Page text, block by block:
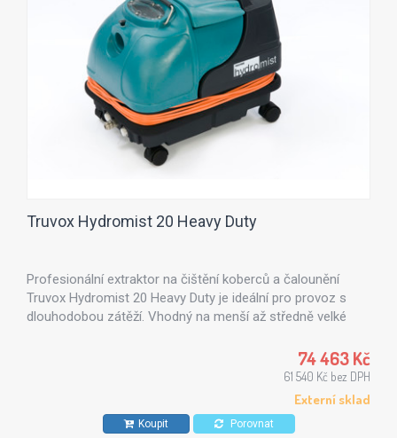
Truvox Hydromist 20 Heavy Duty
Profesionální extraktor na čištění koberců a čalounění
Truvox Hydromist 20 Heavy Duty je ideální pro provoz s
dlouhodobou zátěží. Vhodný na menší až středně velké
74 463 Kč
61 540 Kč bez DPH
Externí sklad
Koupit Porovnat